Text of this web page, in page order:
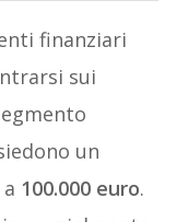
finanziari
sui
un
100.000 euro.